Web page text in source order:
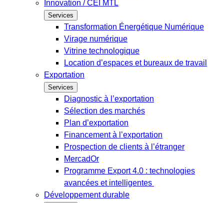
Innovation / CEI MTL
Services
Transformation Énergétique Numérique
Virage numérique
Vitrine technologique
Location d’espaces et bureaux de travail
Exportation
Services
Diagnostic à l’exportation
Sélection des marchés
Plan d’exportation
Financement à l’exportation
Prospection de clients à l’étranger
MercadOr
Programme Export 4.0 : technologies
avancées et intelligentes
Développement durable